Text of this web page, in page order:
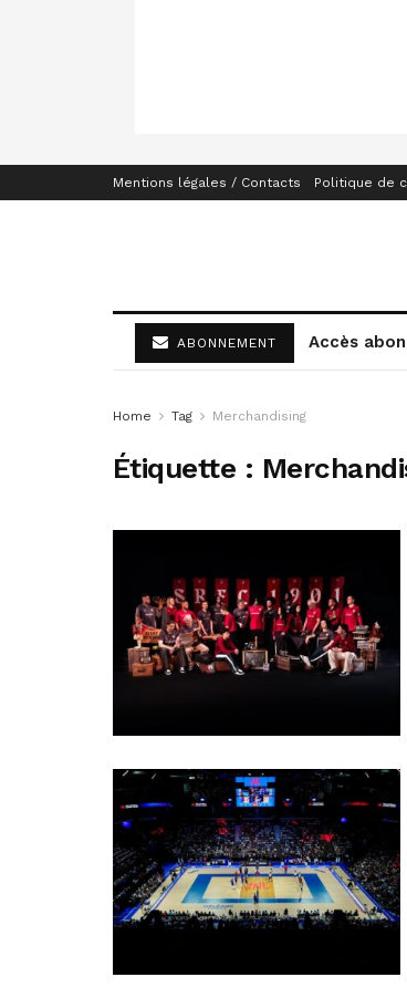
Mentions légales / Contacts Politique de
ABONNEMENT Accès
Home Tag Merchandising
Étiquette :